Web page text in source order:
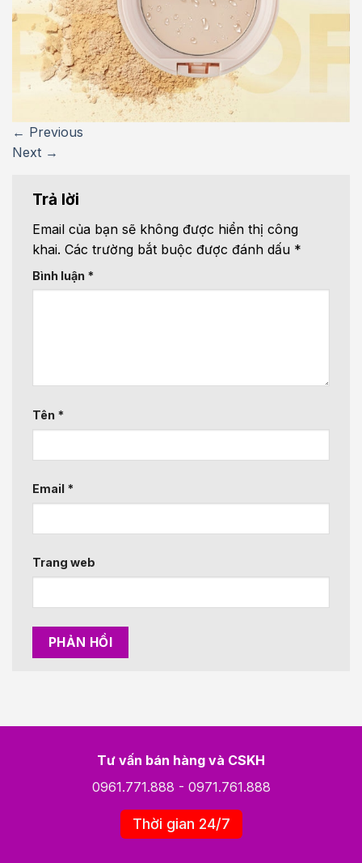
← Previous
Next →
Trả lời
Email của bạn sẽ không được hiển thị công
khai. Các trường bắt buộc được đánh dấu *
Bình luận *
Tên *
Email *
Trang web
Tư vấn bán hàng và CSKH
0961.771.888 - 0971.761.888
Thời gian 24/7